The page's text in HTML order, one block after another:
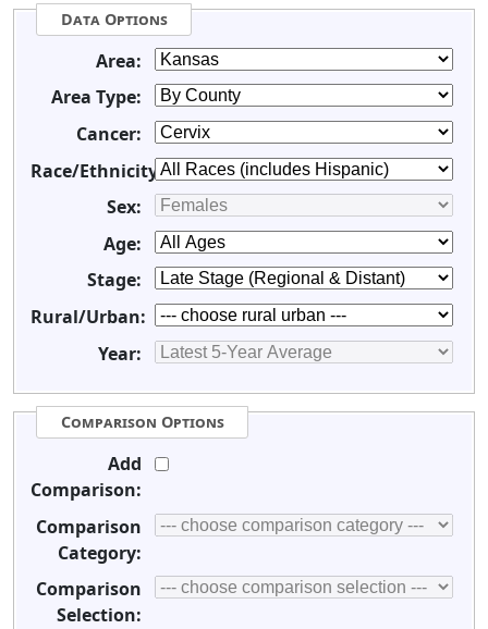
Data Options
Area:
Area Type:
Cancer:
Race/Ethnicity:
Sex:
Age:
Stage:
Rural/Urban:
Year:
Comparison Options
Add
Comparison:
Comparison
Category:
Comparison
Selection: